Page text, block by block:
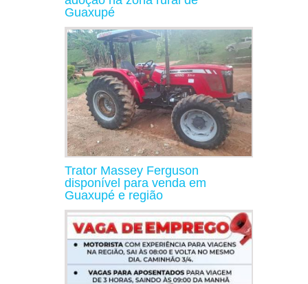
Guaxupé
Trator Massey Ferguson
disponível para venda em
Guaxupé e região